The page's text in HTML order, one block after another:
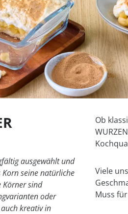
ausgewählt und
seine natürliche
sind
oder
kreativ in
Ob
Viele
Muss